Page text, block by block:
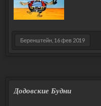
Беренштейн 16 фев 2019
Додовские Будни